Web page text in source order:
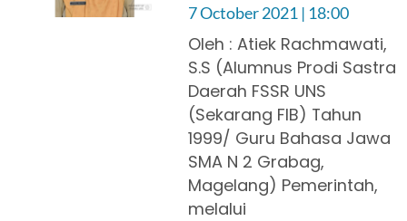
7 October 2021 18:00
Oleh : Atiek Rachmawati,
S.S (Alumnus Prodi Sastra
Daerah FSSR UNS
(Sekarang FIB) Tahun
1999/ Guru Bahasa Jawa
SMA N 2 Grabag,
Magelang) Pemerintah,
melalui